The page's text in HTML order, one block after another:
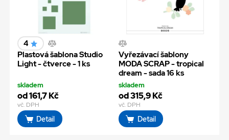
4
Plastová šablona Studio
Light - čtverce - 1 ks
skladem
od 161,7 Kč
vč. DPH
Detail
Vyřezávací šablony
MODA SCRAP - tropical
dream - sada 16 ks
skladem
od 315,9 Kč
vč. DPH
Detail